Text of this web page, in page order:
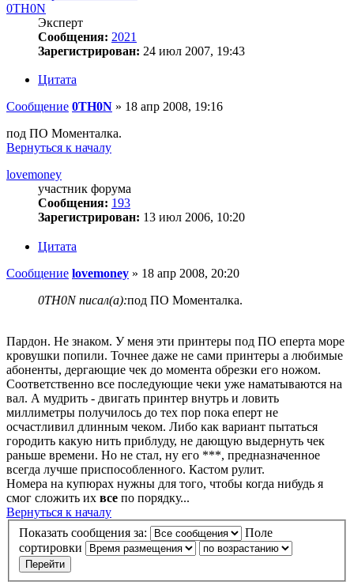
0TH0N
Эксперт
Сообщения: 2021
Зарегистрирован: 24 июл 2007, 19:43
Цитата
Сообщение 0TH0N » 18 апр 2008, 19:16
под ПО Моменталка.
Вернуться к началу
lovemoney
участник форума
Сообщения: 193
Зарегистрирован: 13 июл 2006, 10:20
Цитата
Сообщение lovemoney » 18 апр 2008, 20:20
0TH0N писал(а):под ПО Моменталка.
Пардон. Не знаком. У меня эти принтеры под ПО еперта море
кровушки попили. Точнее даже не сами принтеры а любимые
абоненты, дергающие чек до момента обрезки его ножом.
Соответственно все последующие чеки уже наматываются на
вал. А мудрить - двигать принтер внутрь и ловить
миллиметры получилось до тех пор пока еперт не
осчастливил длинным чеком. Либо как вариант пытаться
городить какую нить приблуду, не дающую выдернуть чек
раньше времени. Но не стал, ну его ***, предназначенное
всегда лучше приспособленного. Кастом рулит.
Номера на купюрах нужны для того, чтобы когда нибудь я
смог сложить их все по порядку...
Вернуться к началу
Показать сообщения за:
Поле
сортировки